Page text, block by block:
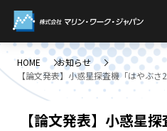
HOME
お知らせ
【論文発表】小惑星探査機「はやぶさ
【論文発表】小惑星